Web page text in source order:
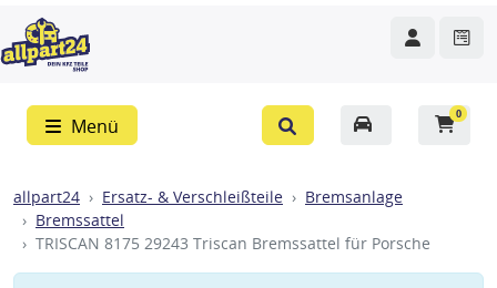
Menü
0
allpart24 Ersatz- & Verschleißteile
Bremsanlage
Bremssattel
TRISCAN 8175 29243 Triscan Bremssattel für Porsche